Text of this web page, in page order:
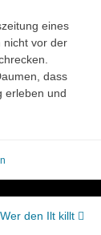
eines
nicht vor der
dass
erleben und
Wer den Ilt killt